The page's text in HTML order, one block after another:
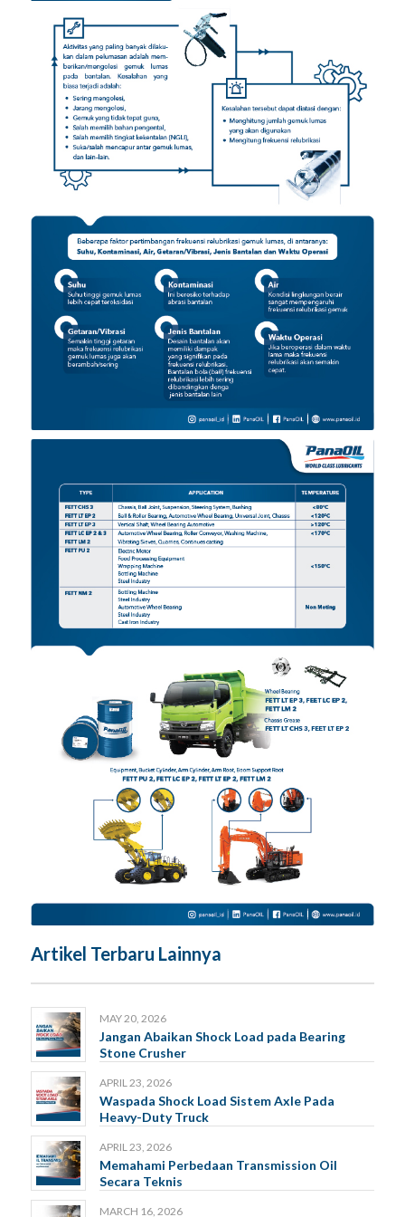
Artikel Terbaru Lainnya
MAY 20, 2026
Jangan Abaikan Shock Load pada Bearing
Stone Crusher
APRIL 23, 2026
Waspada Shock Load Sistem Axle Pada
Heavy-Duty Truck
APRIL 23, 2026
Memahami Perbedaan Transmission Oil
Secara Teknis
MARCH 16, 2026